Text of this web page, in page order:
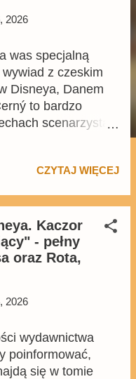
2026
was specjalną
z czeskim
Disneya, Danem
to bardzo
scenarzysta,
magazynów, a
dla
DPG
czasie na
się tom
stworzone przez
z wyborem
to da się go
terenu Polski .
CZYTAJ WIĘCEJ
Kaczor
- pełny
oraz Rota,
2026
wydawnictwa
poinformować,
się w tomie